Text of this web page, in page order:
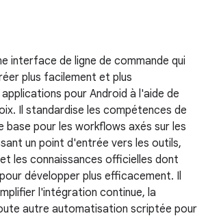
interface de ligne de commande qui
plus facilement et plus
pour Android à l'aide de
Il standardise les compétences de
base pour les workflows axés sur les
un point d'entrée vers les outils,
les connaissances officielles dont
développer plus efficacement. Il
l'intégration continue, la
autre automatisation scriptée pour